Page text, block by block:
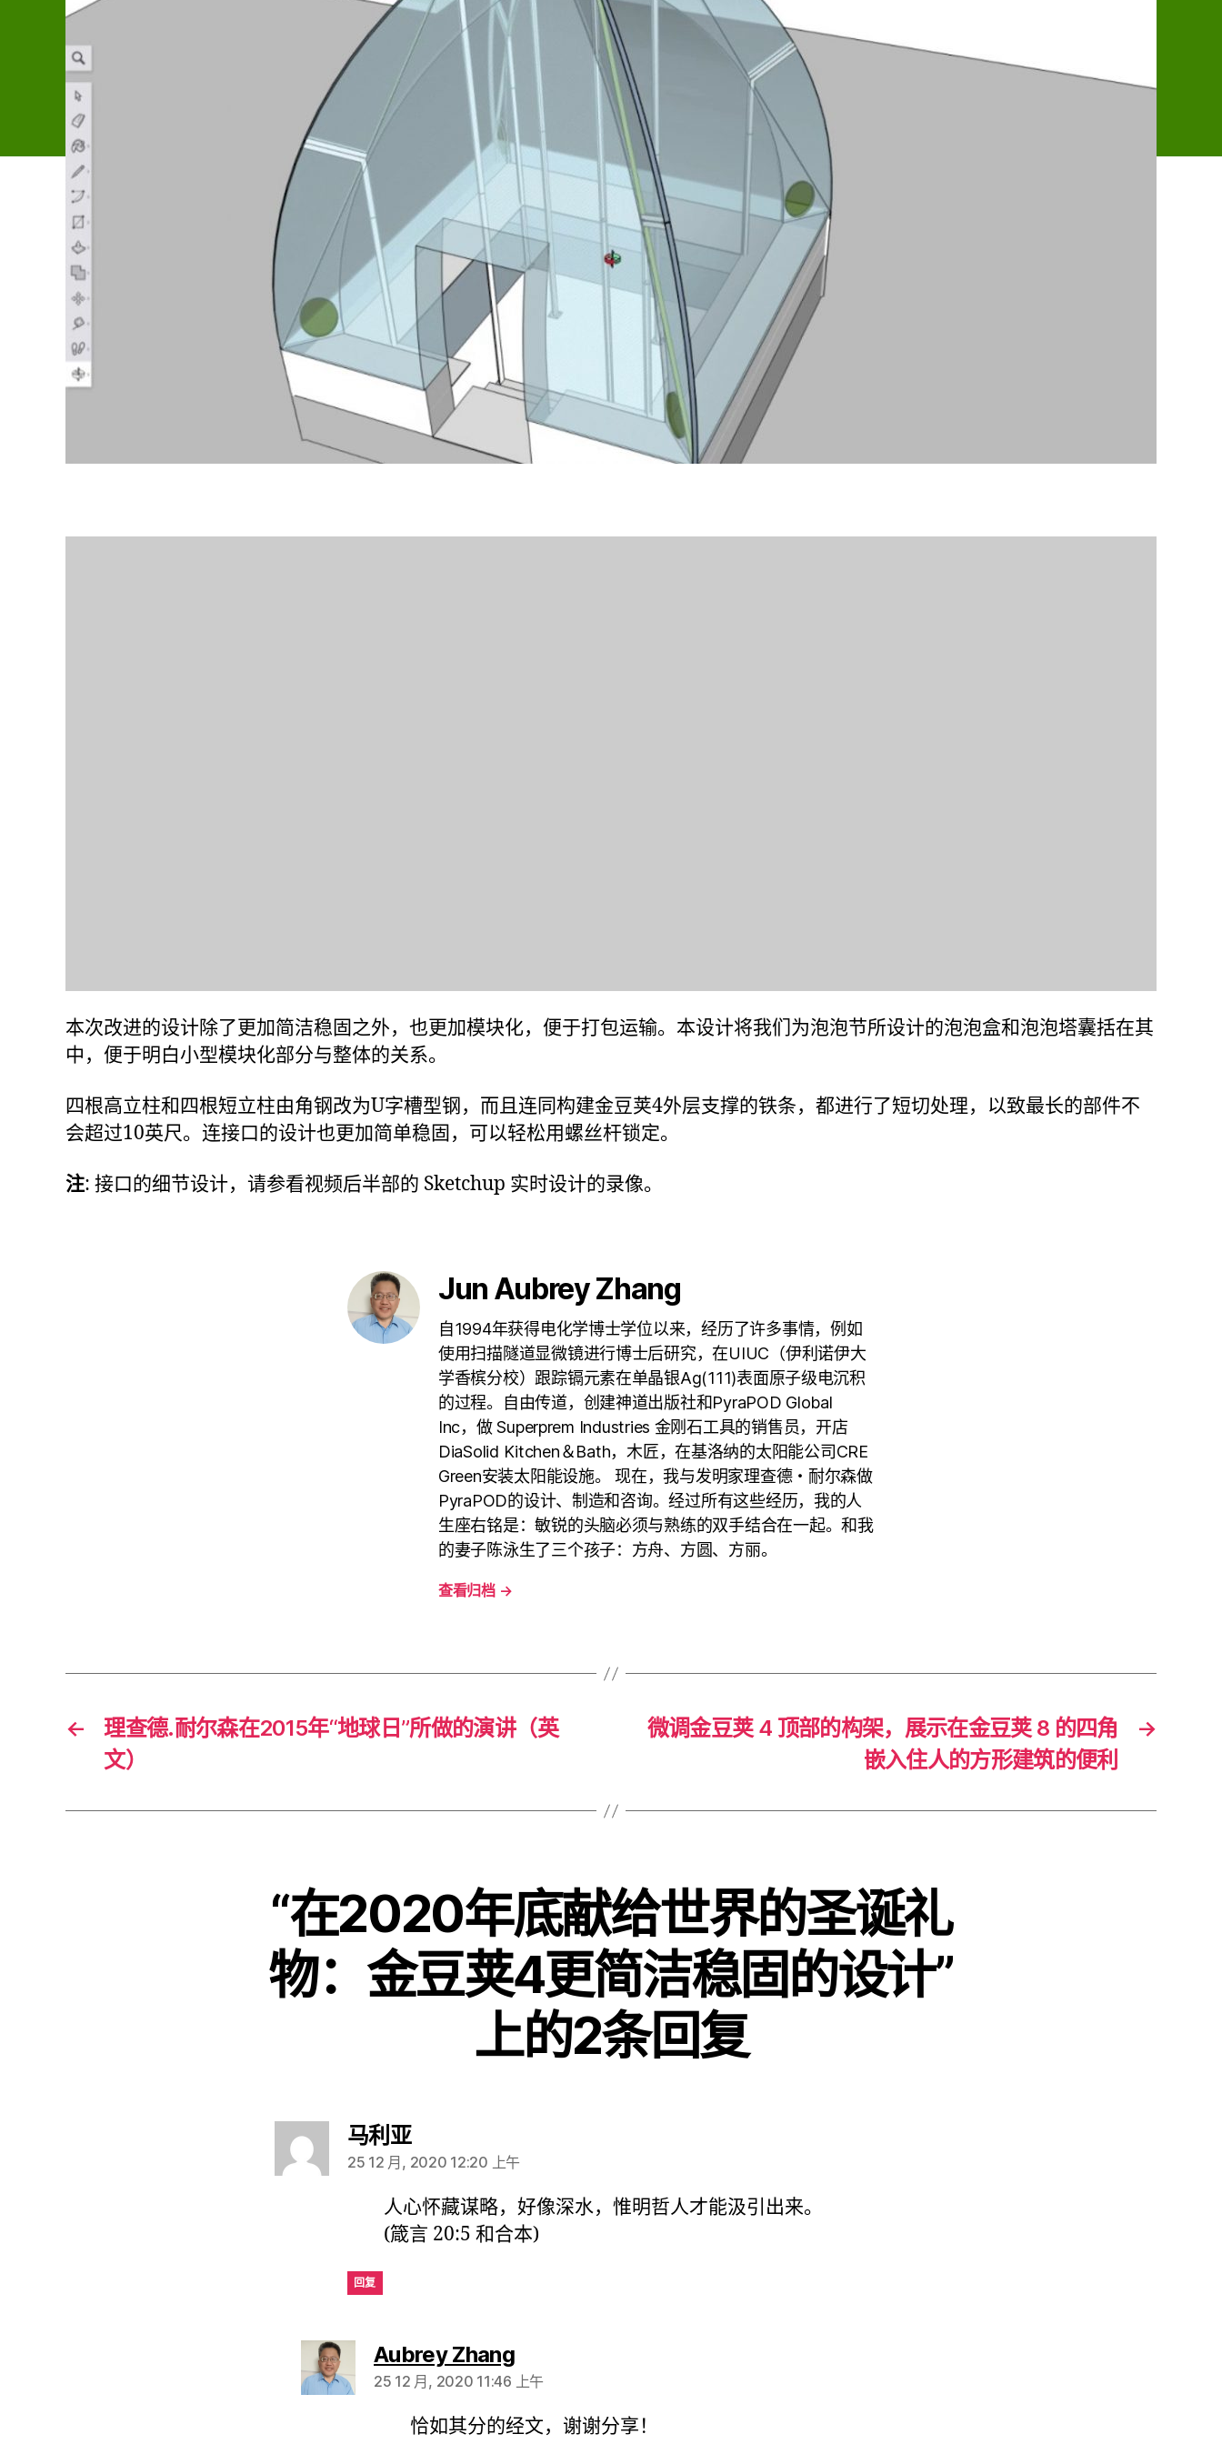
礼
物：
豆
荚
更
稳
固
设
计
本次改进的设计除了更加简洁稳固之外，也更加模块化，便于打包运输。本设计将我们为泡泡节所设计的泡泡盒和泡泡塔囊括在其
中，便于明白小型模块化部分与整体的关系。
四根高立柱和四根短立柱由角钢改为U字槽型钢，而且连同构建金豆荚4外层支撑的铁条，都进行了短切处理，以致最长的部件不
会超过10英尺。连接口的设计也更加简单稳固，可以轻松用螺丝杆锁定。
注: 接口的细节设计，请参看视频后半部的 Sketchup 实时设计的录像。
Jun Aubrey Zhang
自1994年获得电化学博士学位以来，经历了许多事情，例如
使用扫描隧道显微镜进行博士后研究，在UIUC（伊利诺伊大
学香槟分校）跟踪镉元素在单晶银Ag(111)表面原子级电沉积
的过程。自由传道，创建神道出版社和PyraPOD Global
Inc，做 Superprem Industries 金刚石工具的销售员，开店
DiaSolid Kitchen＆Bath，木匠，在基洛纳的太阳能公司CRE
Green安装太阳能设施。 现在，我与发明家理查德・耐尔森做
PyraPOD的设计、制造和咨询。经过所有这些经历，我的人
生座右铭是：敏锐的头脑必须与熟练的双手结合在一起。和我
的妻子陈泳生了三个孩子：方舟、方圆、方丽。
查看归档 →
←
理查德.耐尔森在2015年“地球日”所做的演讲（英
文）
→
微调金豆荚 4 顶部的构架，展示在金豆荚 8 的四角
嵌入住人的方形建筑的便利
“在2020年底献给世界的圣诞礼
物：金豆荚4更简洁稳固的设计”
上的2条回复
马利亚说：
25 12 月, 2020 12:20 上午
人心怀藏谋略，好像深水，惟明哲人才能汲引出来。
(箴言 20:5 和合本)
回复
Aubrey Zhang说：
25 12 月, 2020 11:46 上午
恰如其分的经文，谢谢分享！